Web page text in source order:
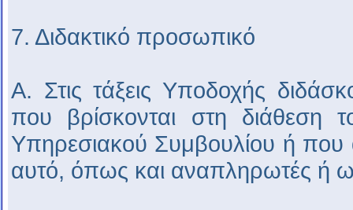
7. Διδακτικό προσωπικό
Α. Στις τάξεις Υποδοχής
που βρίσκονται στη διάθεση
Υπηρεσιακού Συμβουλίου ή
αυτό, όπως και αναπληρωτές ή